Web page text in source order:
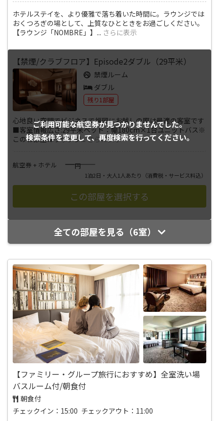
ホテルステイを、より優雅で落ち着いた時間に。ラウンジでは
おくつろぎの場として、上質なひとときをお過ごしください。
【ラウンジ「NOMBRE」】 ... さらに表示
ご利用可能な航空券が見つかりませんでした。
検索条件を変更して、再度検索を行ってください。
【禁煙/クラブフロア】Episode2ダブル（29平米）
禁煙ルーム
ダブル
残り1部屋
心地良い空間でビジネスで福岡にお越しの際は最適の客室です
■客室情報広さ:29平米ベッド：幅180cm×1台ユニットバス※
このお部屋はラウンジ...さらに表示
航空券 + ホテル ――――円
1泊2日・大人1人あたり （消費税・サービス料込）
全ての部屋を見る（6室）
【ファミリー・グループ旅行におすすめ】全室洗い場
バスルーム付/朝食付
朝食付
チェックイン：15:00 チェックアウト：11:00